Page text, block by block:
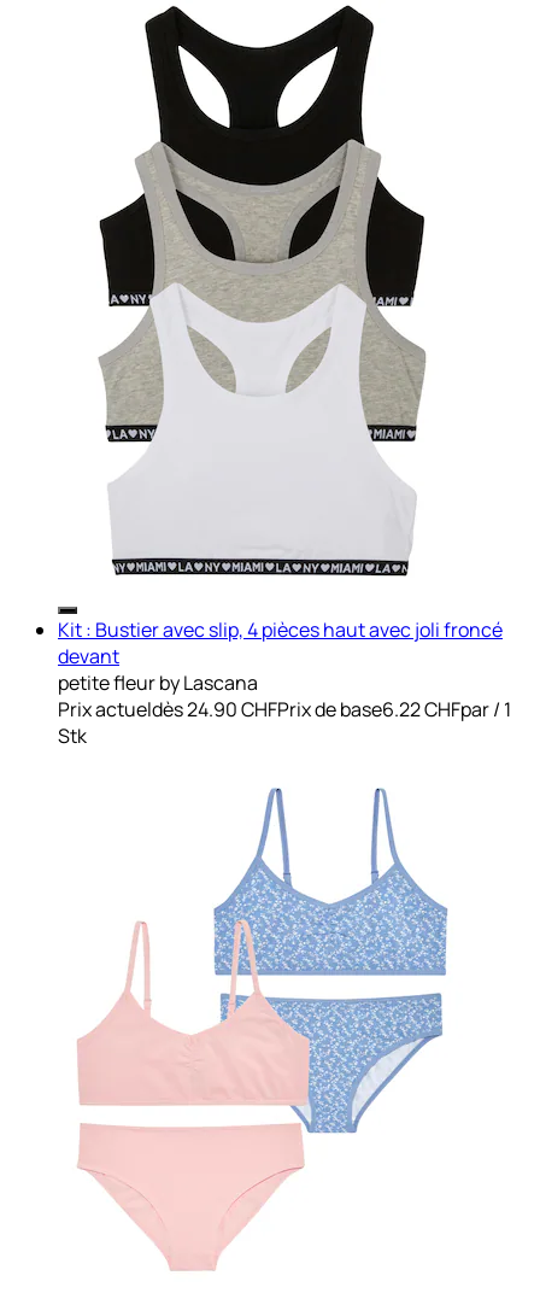
Kit : Bustier avec slip, 4 pièces haut avec joli froncé
devant
petite fleur by Lascana
Prix actueldès24.90 CHFPrix de base6.22 CHFpar/ 1
Stk